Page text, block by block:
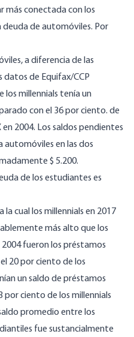
más conectada con los
de automóviles. Por
a diferencia de las
datos de Equifax/CCP
los millennials tenía un
con el 36 por ciento. de
2004. Los saldos pendientes
automóviles en las dos
$ 5.200.
de los estudiantes es
cual los millennials en 2017
más alto que los
fueron los préstamos
20 por ciento de los
un saldo de préstamos
por ciento de los millennials
promedio entre los
fue sustancialmente